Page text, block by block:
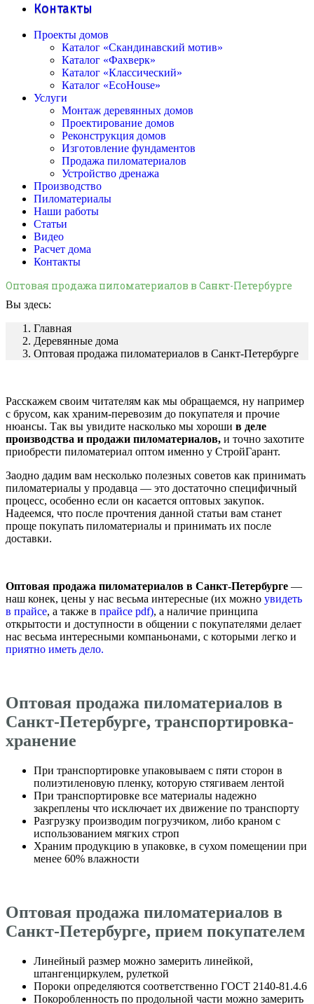
Контакты
Проекты домов
Каталог «Скандинавский мотив»
Каталог «Фахверк»
Каталог «Классический»
Каталог «EcoHouse»
Услуги
Монтаж деревянных домов
Проектирование домов
Реконструкция домов
Изготовление фундаментов
Продажа пиломатериалов
Устройство дренажа
Производство
Пиломатериалы
Наши работы
Статьи
Видео
Расчет дома
Контакты
Оптовая продажа пиломатериалов в Санкт-Петербурге
Вы здесь:
Главная
Деревянные дома
Оптовая продажа пиломатериалов в Санкт-Петербурге
Расскажем своим читателям как мы обращаемся, ну например
с брусом, как храним-перевозим до покупателя и прочие
нюансы. Так вы увидите насколько мы хороши в деле
производства и продажи пиломатериалов, и точно захотите
приобрести пиломатериал оптом именно у СтройГарант.
Заодно дадим вам несколько полезных советов как принимать
пиломатериалы у продавца — это достаточно специфичный
процесс, особенно если он касается оптовых закупок.
Надеемся, что после прочтения данной статьи вам станет
проще покупать пиломатериалы и принимать их после
доставки.
Оптовая продажа пиломатериалов в Санкт-Петербурге —
наш конек, цены у нас весьма интересные (их можно увидеть
в прайсе, а также в прайсе pdf), а наличие принципа
открытости и доступности в общении с покупателями делает
нас весьма интересными компаньонами, с которыми легко и
приятно иметь дело.
Оптовая продажа пиломатериалов в
Санкт-Петербурге, транспортировка-
хранение
При транспортировке упаковываем с пяти сторон в
полиэтиленовую пленку, которую стягиваем лентой
При транспортировке все материалы надежно
закреплены что исключает их движение по транспорту
Разгрузку производим погрузчиком, либо краном с
использованием мягких строп
Храним продукцию в упаковке, в сухом помещении при
менее 60% влажности
Оптовая продажа пиломатериалов в
Санкт-Петербурге, прием покупателем
Линейный размер можно замерить линейкой,
штангенциркулем, рулеткой
Пороки определяются соответственно ГОСТ 2140-81.4.6
Покоробленность по продольной части можно замерить